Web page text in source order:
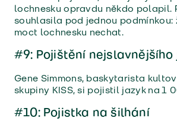
lochnesku opravdu někdo polapil.
souhlasila pod jednou podmínkou:
moct lochnesku nechat.
#9: Pojištění nejslavnějšího
Gene Simmons, baskytarista
skupiny KISS, si pojistil jazyk na 1
#10: Pojistka na šilhání